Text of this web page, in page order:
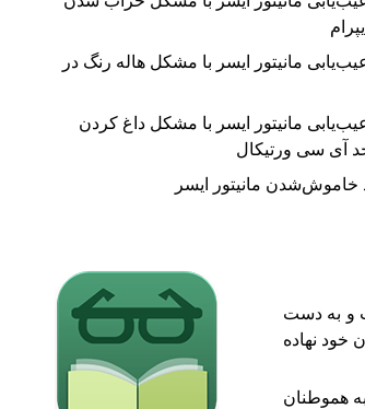
مانیتور ایسر با مشکل هاله رنگ در
مانیتور ایسر با مشکل داغ کردن
آی سی ورتیکال
خاموش‌شدن مانیتور ایسر
و به دست
خود نهاده
هموطنان